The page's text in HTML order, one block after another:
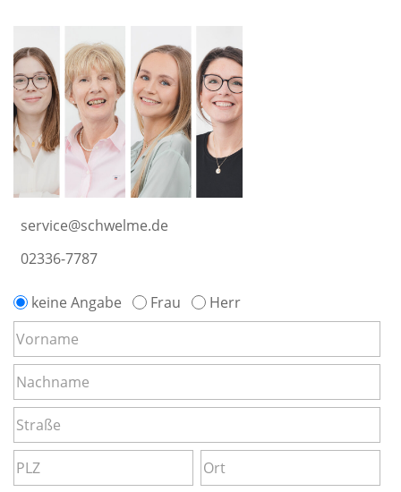
service@schwelme.de
02336-7787
keine Angabe Frau Herr